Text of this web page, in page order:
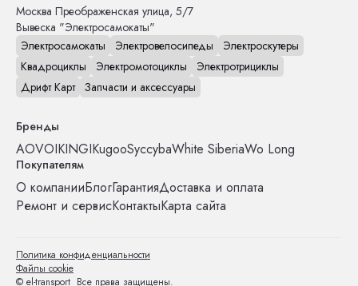
Москва Преображенская улица, 5/7
Вывеска "Электросамокаты"
Электросамокаты
Электровелосипеды
Электроскутеры
Квадроциклы
Электромотоциклы
Электротрициклы
Дрифт Карт Запчасти и аксессуары
Бренды
AOVOIKINGIKugooSyccybaWhite SiberiaWo Long
Покупателям
О компанииБлогГарантияДоставка и оплата
Ремонт и сервисКонтактыКарта сайта
© el-transport Все права защищены.
Политика конфиденциальности
Файлы cookie